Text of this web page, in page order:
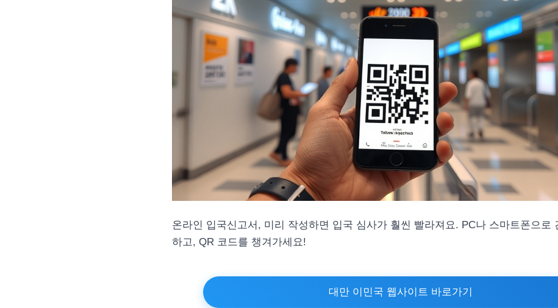
온라인 입국신고서, 미리 작성하면 입국 심사가 훨씬 빨라져요. PC나 스마트폰으로
하고, QR 코드를 챙겨가세요!
대만 이민국 웹사이트 바로가기